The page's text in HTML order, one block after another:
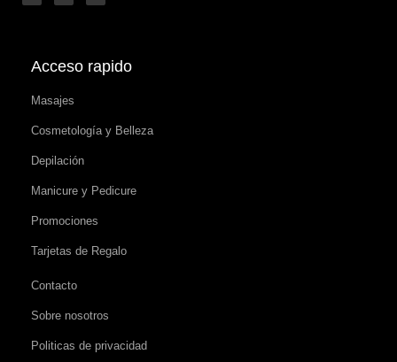
Acceso rapido
Masajes
Cosmetología y Belleza
Depilación
Manicure y Pedicure
Promociones
Tarjetas de Regalo
Contacto
Sobre nosotros
Politicas de privacidad